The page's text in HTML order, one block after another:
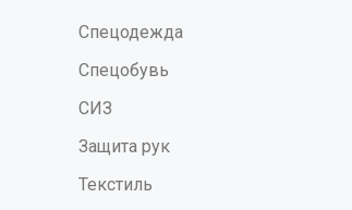
Спецодежда
Спецобувь
СИЗ
Защита рук
Текстиль